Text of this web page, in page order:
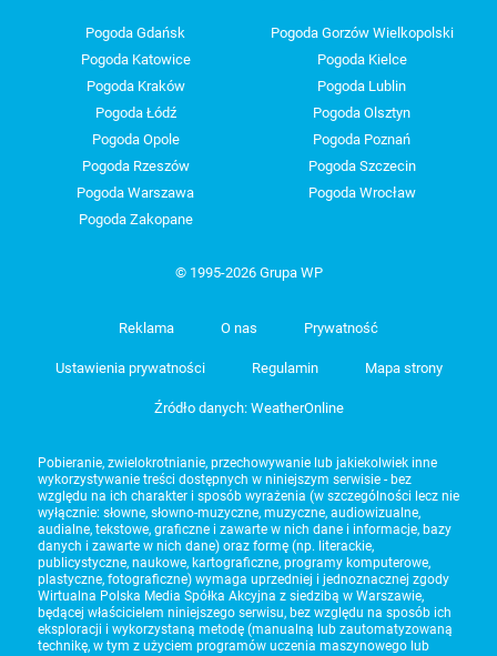
Pogoda Gdańsk
Pogoda Gorzów Wielkopolski
Pogoda Katowice
Pogoda Kielce
Pogoda Kraków
Pogoda Lublin
Pogoda Łódź
Pogoda Olsztyn
Pogoda Opole
Pogoda Poznań
Pogoda Rzeszów
Pogoda Szczecin
Pogoda Warszawa
Pogoda Wrocław
Pogoda Zakopane
© 1995-2026 Grupa WP
Reklama O nas Prywatność
Ustawienia prywatności Regulamin Mapa strony
Źródło danych: WeatherOnline
Pobieranie, zwielokrotnianie, przechowywanie lub jakiekolwiek inne
wykorzystywanie treści dostępnych w niniejszym serwisie - bez
względu na ich charakter i sposób wyrażenia (w szczególności lecz nie
wyłącznie: słowne, słowno-muzyczne, muzyczne, audiowizualne,
audialne, tekstowe, graficzne i zawarte w nich dane i informacje, bazy
danych i zawarte w nich dane) oraz formę (np. literackie,
publicystyczne, naukowe, kartograficzne, programy komputerowe,
plastyczne, fotograficzne) wymaga uprzedniej i jednoznacznej zgody
Wirtualna Polska Media Spółka Akcyjna z siedzibą w Warszawie,
będącej właścicielem niniejszego serwisu, bez względu na sposób ich
eksploracji i wykorzystaną metodę (manualną lub zautomatyzowaną
technikę, w tym z użyciem programów uczenia maszynowego lub